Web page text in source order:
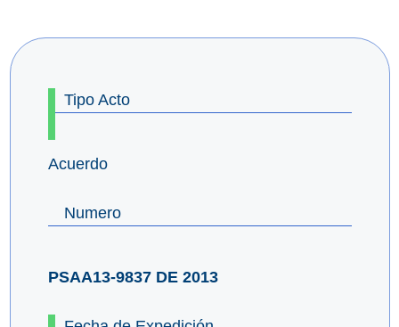
Tipo Acto
Acuerdo
Numero
PSAA13-9837 DE 2013